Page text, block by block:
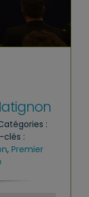
:
clés :
, Premier